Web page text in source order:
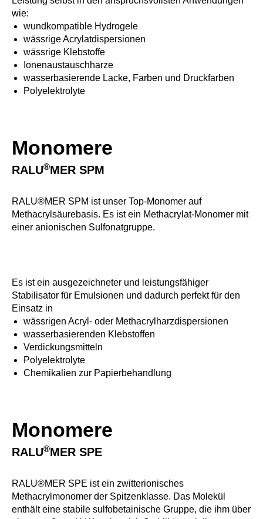
wie:
wundkompatible Hydrogele
wässrige Acrylatdispersionen
wässrige Klebstoffe
Ionenaustauschharze
wasserbasierende Lacke, Farben und Druckfarben
Polyelektrolyte
Monomere
RALU®MER SPM
RALU®MER SPM ist unser Top-Monomer auf
Methacrylsäurebasis. Es ist ein Methacrylat-Monomer mit
einer anionischen Sulfonatgruppe.
Es ist ein ausgezeichneter und leistungsfähiger
Stabilisator für Emulsionen und dadurch perfekt für den
Einsatz in
wässrigen Acryl- oder Methacrylharzdispersionen
wasserbasierenden Klebstoffen
Verdickungsmitteln
Polyelektrolyte
Chemikalien zur Papierbehandlung
Monomere
RALU®MER SPE
RALU®MER SPE ist ein zwitterionisches
Methacrylmonomer der Spitzenklasse. Das Molekül
enthält eine stabile sulfobetainische Gruppe, die ihm über